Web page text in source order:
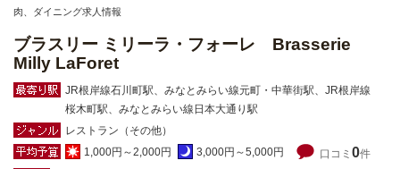
肉、ダイニング求人情報
ブラスリー ミリーラ・フォーレ Brasserie
Milly LaForet
JR根岸線石川町駅、みなとみらい線元町・中華街駅、JR根岸線
桜木町駅、みなとみらい線日本大通り駅
レストラン（その他）
1,000円～2,000円
3,000円～5,000円 口コミ 0件